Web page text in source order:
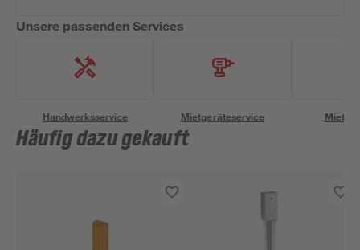
Unsere passenden Services
Handwerksservice Mietgeräteservice
Häufig dazu gekauft